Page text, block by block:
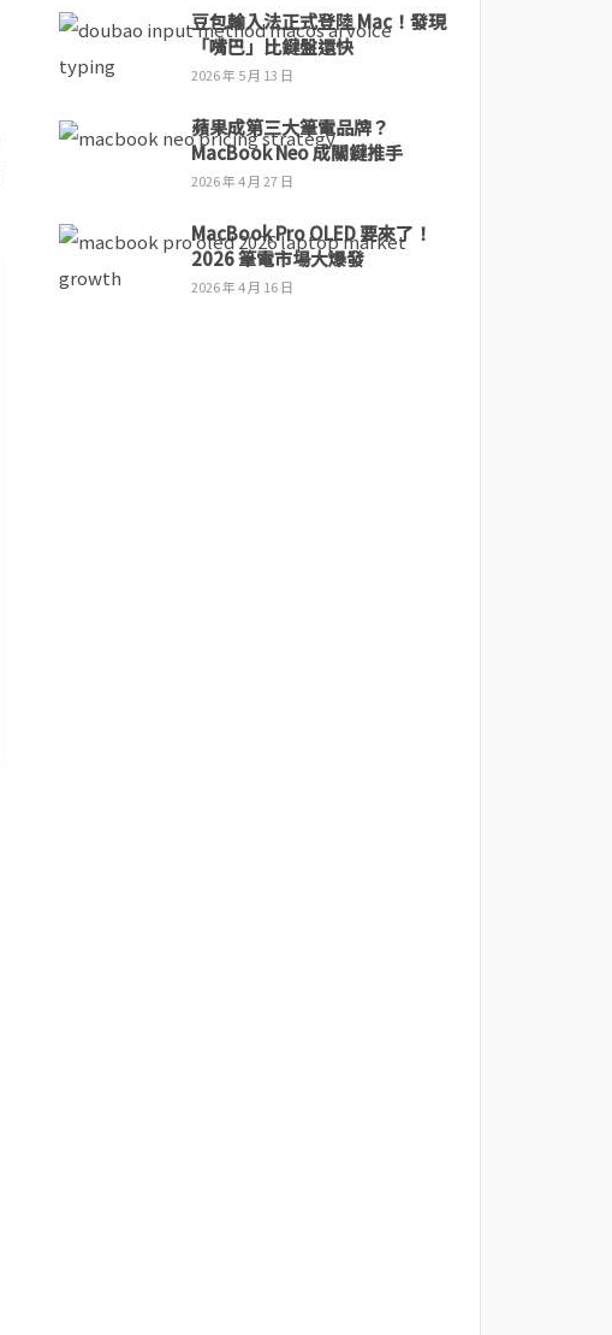
豆包輸入法正式登陸 Mac！發現
「嘴巴」比鍵盤還快
2026 年 5 月 13 日
蘋果成第三大筆電品牌？
MacBook Neo 成關鍵推手
2026 年 4 月 27 日
MacBook Pro OLED 要來了！
2026 筆電市場大爆發
2026 年 4 月 16 日